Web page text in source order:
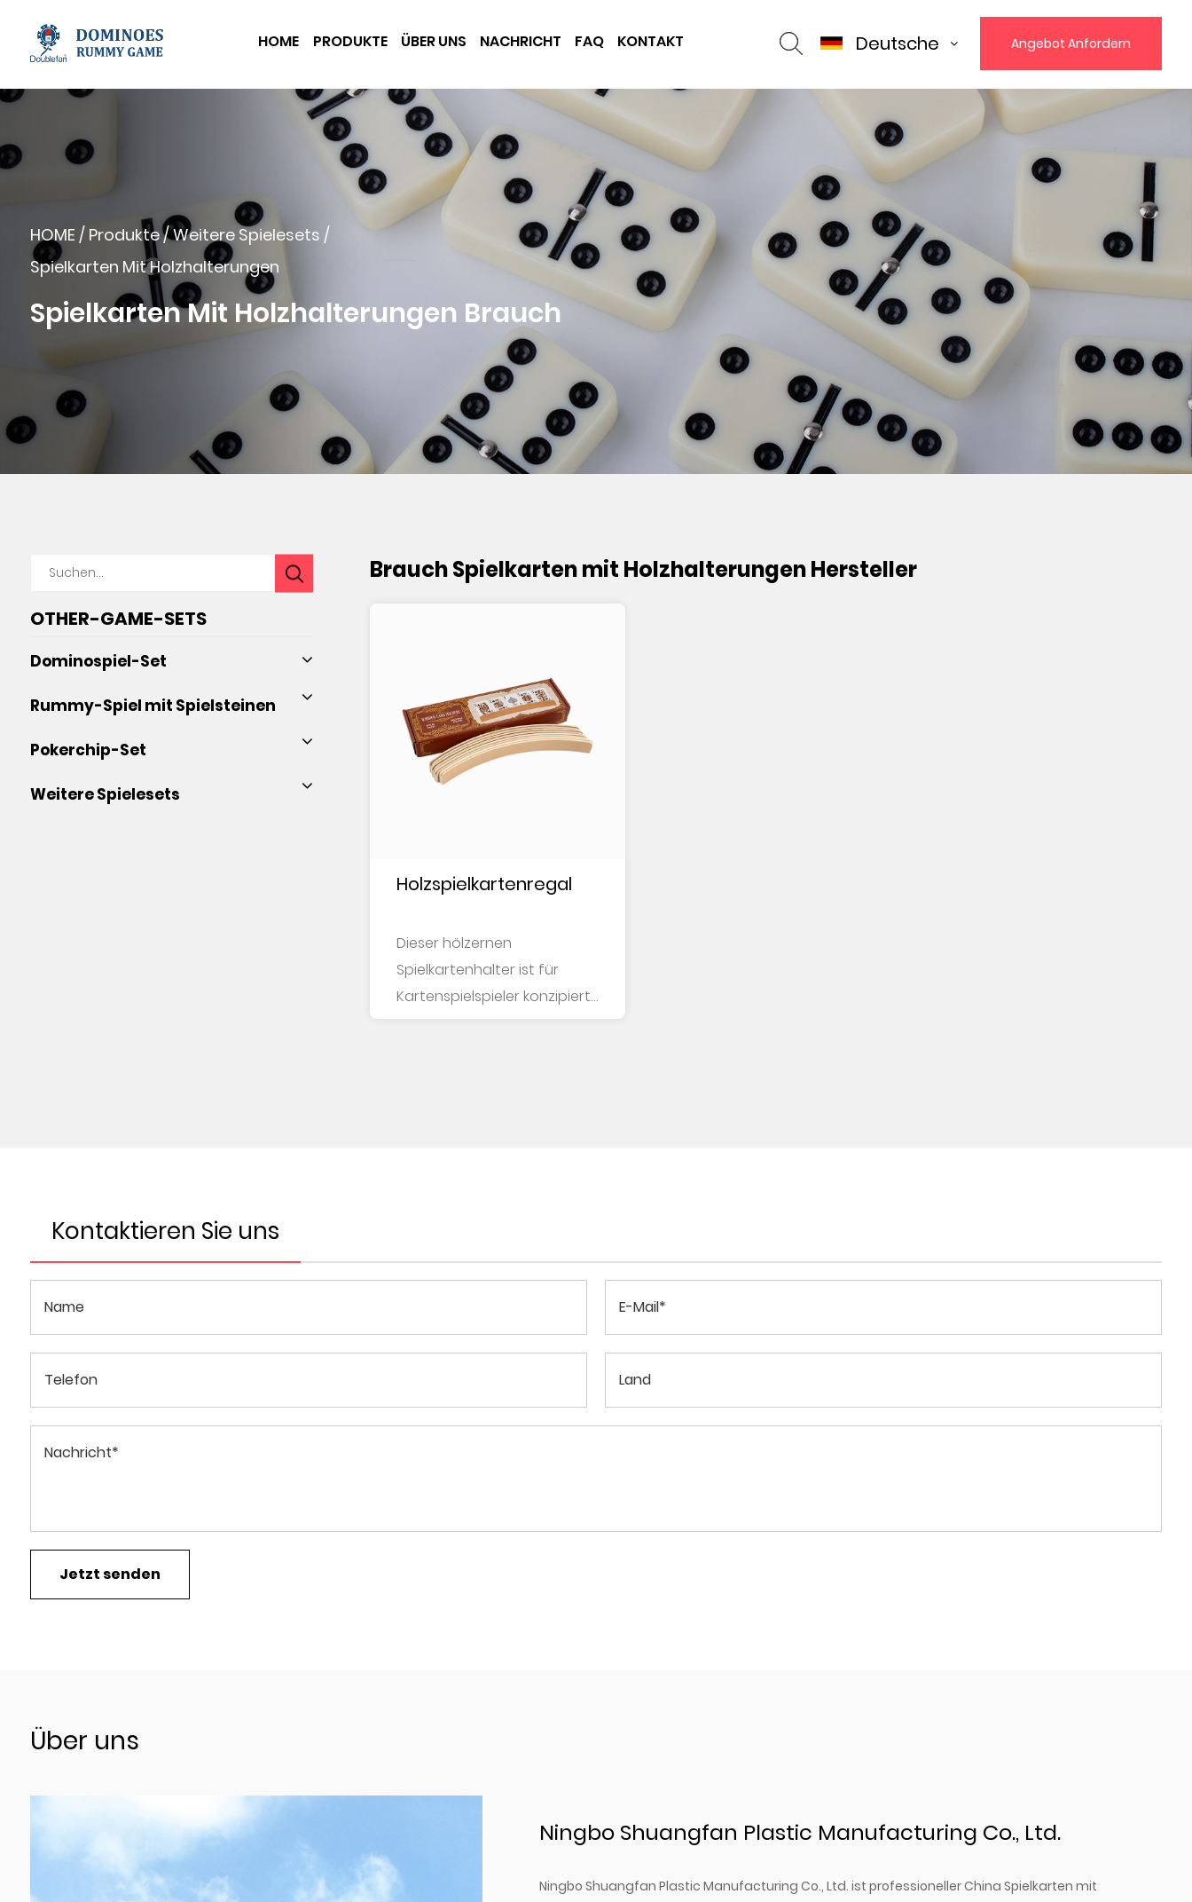
HOME PRODUKTE ÜBER UNS NACHRICHT FAQ KONTAKT Deutsche Angebot Anfordern
HOME / Produkte/Weitere Spielesets /
Spielkarten Mit Holzhalterungen
Spielkarten Mit Holzhalterungen Brauch
OTHER-GAME-SETS
Dominospiel-Set
Rummy-Spiel mit Spielsteinen
Pokerchip-Set
Weitere Spielesets
Brauch Spielkarten mit Holzhalterungen Hersteller
Holzspielkartenregal
Dieser hölzernen
Spielkartenhalter ist für
Kartenspielspieler konzipiert,
insbesondere für ältere
Kontaktieren Sie uns
Über uns
Ningbo Shuangfan Plastic Manufacturing Co., Ltd.
Ningbo Shuangfan Plastic Manufacturing Co., Ltd. ist professionellerChina Spielkarten mit